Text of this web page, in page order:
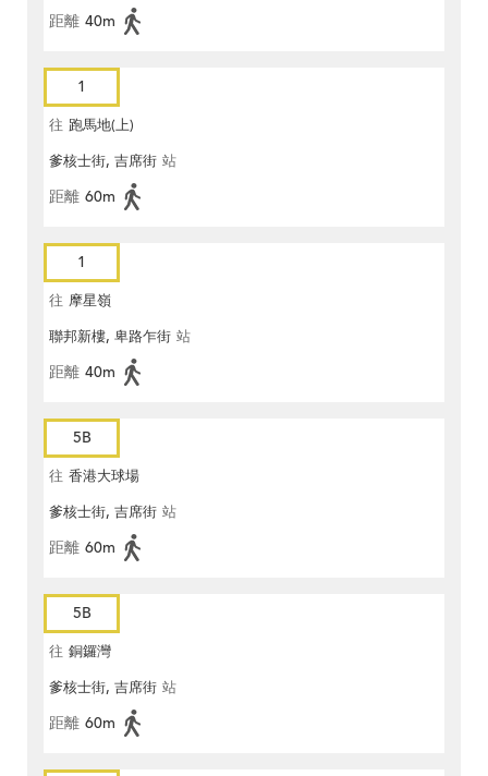
距離 40m
1
往 跑馬地(上)
爹核士街, 吉席街 站
距離 60m
1
往 摩星嶺
聯邦新樓, 卑路乍街 站
距離 40m
5B
往 香港大球場
爹核士街, 吉席街 站
距離 60m
5B
往 銅鑼灣
爹核士街, 吉席街 站
距離 60m